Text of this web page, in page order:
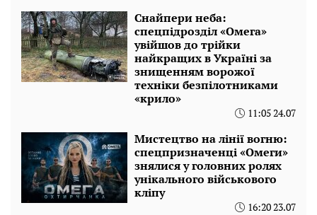
Снайпери неба:
спецпідрозділ «Омега»
увійшов до трійки
найкращих в Україні за
знищенням ворожої
техніки безпілотниками
«крило»
11:05 24.07
Мистецтво на лінії вогню:
спецпризначенці «Омеги»
знялися у головних ролях
унікального військового
кліпу
16:20 23.07